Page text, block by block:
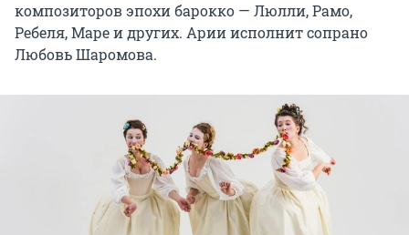
композиторов эпохи барокко — Люлли, Рамо,
Ребеля, Маре и других. Арии исполнит сопрано
Любовь Шаромова.